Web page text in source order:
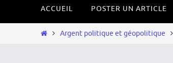
le
ACCUEIL POSTER UN ARTICLE
HomeArgent politique et géopolitique